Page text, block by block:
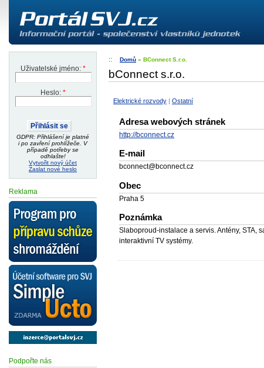
Uživatelské jméno: *
Heslo: *
GDPR: Přihlášení je platné
i po zavření prohlížeče. V
případě potřeby se
odhlašte!
Vytvořit nový účet
Zaslat nové heslo
Reklama
Podpořte nás
Domů » BConnect S.r.o.
bConnect s.r.o.
Elektrické rozvody | Ostatní
Adresa webových stránek
http://bconnect.cz
E-mail
bconnect@bconnect.cz
Obec
Praha 5
Poznámka
Slaboproud-instalace a servis. Antény, STA,
interaktivní TV systémy.